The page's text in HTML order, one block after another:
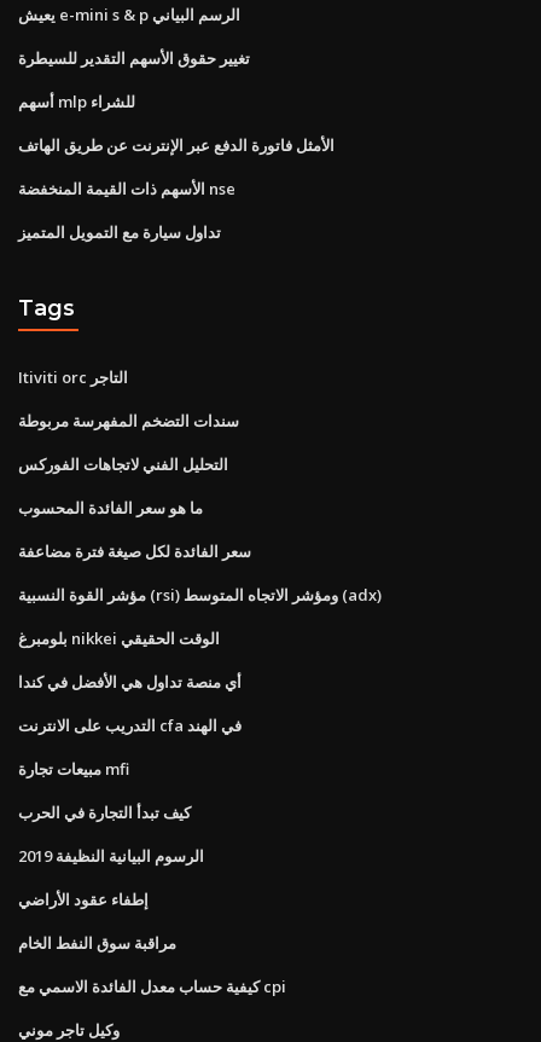
يعيش e-mini s & p الرسم البياني
تغيير حقوق الأسهم التقدير للسيطرة
أسهم mlp للشراء
الأمثل فاتورة الدفع عبر الإنترنت عن طريق الهاتف
الأسهم ذات القيمة المنخفضة nse
تداول سيارة مع التمويل المتميز
Tags
Itiviti orc التاجر
سندات التضخم المفهرسة مربوطة
التحليل الفني لاتجاهات الفوركس
ما هو سعر الفائدة المحسوب
سعر الفائدة لكل صيغة فترة مضاعفة
مؤشر القوة النسبية (rsi) ومؤشر الاتجاه المتوسط ​​(adx)
بلومبرغ nikkei الوقت الحقيقي
أي منصة تداول هي الأفضل في كندا
التدريب على الانترنت cfa في الهند
مبيعات تجارة mfi
كيف تبدأ التجارة في الحرب
الرسوم البيانية النظيفة 2019
إطفاء عقود الأراضي
مراقبة سوق النفط الخام
كيفية حساب معدل الفائدة الاسمي مع cpi
وكيل تاجر موني